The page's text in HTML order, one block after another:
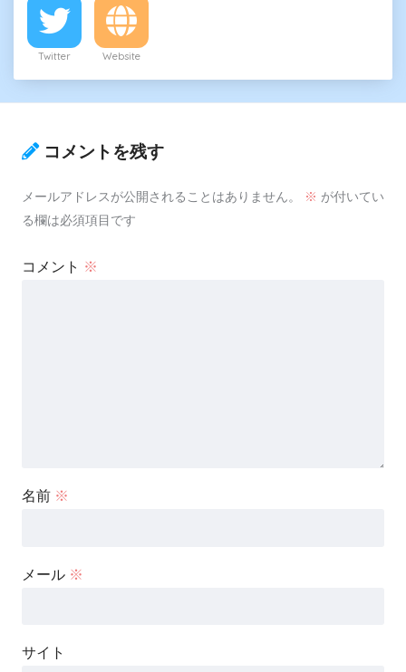
Twitter Website
コメントを残す
メールアドレスが公開されることはありません。 ※ が付いてい
る欄は必須項目です
コメント ※
名前 ※
メール ※
サイト